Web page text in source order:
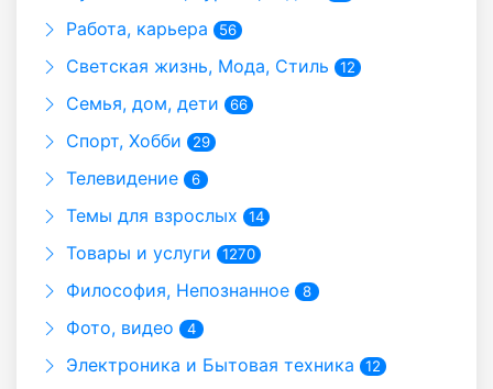
Работа, карьера 56
Светская жизнь, Мода, Стиль 12
Семья, дом, дети 66
Спорт, Хобби 29
Телевидение 6
Темы для взрослых 14
Товары и услуги 1270
Философия, Непознанное 8
Фото, видео 4
Электроника и Бытовая техника 12